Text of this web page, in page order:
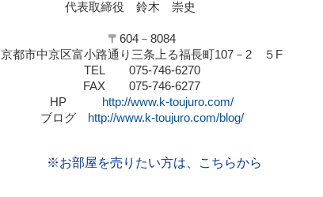
代表取締役 鈴木 崇史
〒 604 － 8084
京都市中京区富小路通り三条上る福長町107 － 2 ５ F
TEL
075-746-6270
FAX
075-746-6277
HP
http://www.k-toujuro.com/
ブログ http://www.k-toujuro.com/blog/
※お部屋を売りたい方は、こちらから